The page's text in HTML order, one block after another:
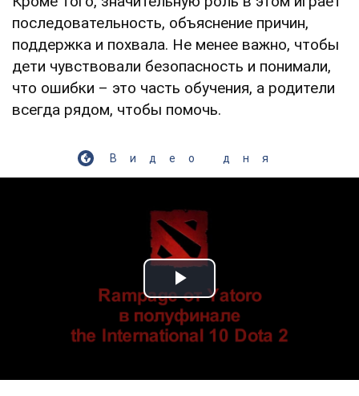
последовательность, объяснение причин,
поддержка и похвала. Не менее важно, чтобы
дети чувствовали безопасность и понимали,
что ошибки – это часть обучения, а родители
всегда рядом, чтобы помочь.
Видео дня
Play Video